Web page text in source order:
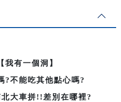
我有一個洞】
?不能吃其他點心嗎?
大車拼!!差別在哪裡?